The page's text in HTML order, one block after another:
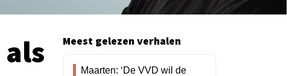
Meest gelezen verhalen
Maarten: ‘De VVD wil de